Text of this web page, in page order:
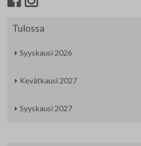
Tulossa
Syyskausi 2026
Kevätkausi 2027
Syyskausi 2027